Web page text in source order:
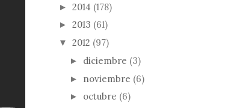
► 2014 (178)
► 2013 (61)
▼ 2012 (97)
► diciembre (3)
► noviembre (6)
► octubre (6)